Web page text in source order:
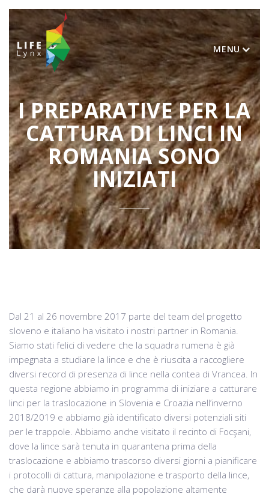
MENU
I PREPARATIVE PER LA
CATTURA DI LINCI IN
ROMANIA SONO
INIZIATI
Dal 21 al 26 novembre 2017 parte del team del progetto
sloveno e italiano ha visitato i nostri partner in Romania.
Siamo stati felici di vedere che la squadra rumena è già
impegnata a studiare la lince e che è riuscita a raccogliere
diversi record di presenza di lince nella contea di Vrancea. In
questa regione abbiamo in programma di iniziare a catturare
linci per la traslocazione in Slovenia e Croazia nell’inverno
2018/2019 e abbiamo già identificato diversi potenziali siti
per le trappole. Abbiamo anche visitato il recinto di Focşani,
dove la lince sarà tenuta in quarantena prima della
traslocazione e abbiamo trascorso diversi giorni a pianificare
i protocolli di cattura, manipolazione e trasporto della lince,
che darà nuove speranze alla popolazione altamente